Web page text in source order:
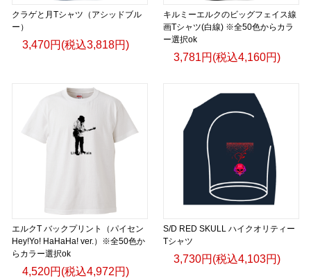
クラゲと月Tシャツ（アシッドブル
ー）
3,470円(税込3,818円)
キルミーエルクのビッグフェイス線
画Tシャツ(白線) ※全50色からカラ
ー選択ok
3,781円(税込4,160円)
エルクT バックプリント（パイセン
Hey!Yo! HaHaHa! ver.）※全50色か
らカラー選択ok
4,520円(税込4,972円)
S/D RED SKULL ハイクオリティー
Tシャツ
3,730円(税込4,103円)